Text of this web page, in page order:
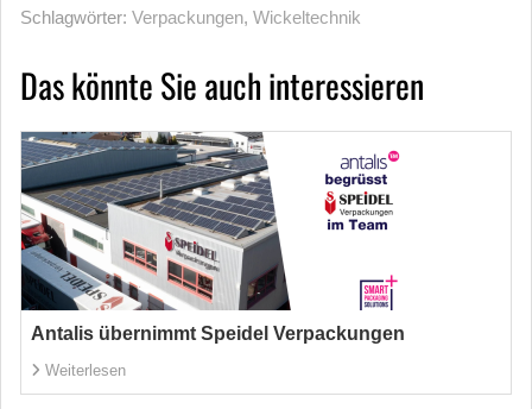
Schlagwörter: Verpackungen, Wickeltechnik
Das könnte Sie auch interessieren
Antalis übernimmt Speidel Verpackungen
Weiterlesen